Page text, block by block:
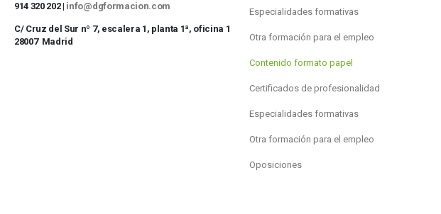
914 320 202 | info@dgformacion.com
C/ Cruz del Sur nº 7, escalera 1, planta 1ª, oficina 1
28007 Madrid
Especialidades formativas
Otra formación para el empleo
Contenido formato papel
Certificados de profesionalidad
Especialidades formativas
Otra formación para el empleo
Oposiciones